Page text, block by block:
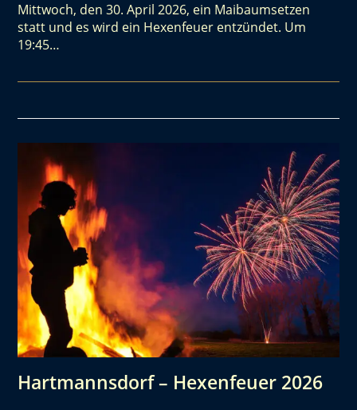
Mittwoch, den 30. April 2026, ein Maibaumsetzen
statt und es wird ein Hexenfeuer entzündet. Um
19:45…
Hartmannsdorf – Hexenfeuer 2026